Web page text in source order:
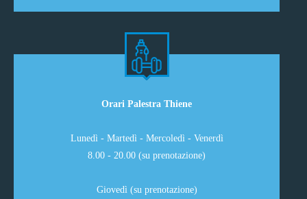
Orari Palestra Thiene
Lunedì - Martedì - Mercoledì - Venerdì
8.00 - 20.00 (su prenotazione)
Giovedì (su prenotazione)